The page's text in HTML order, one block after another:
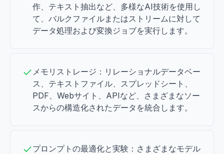
作、テキスト抽出など、多様なAI技術を使用し
て、バルクファイルまたはストリームに対して
データ処理および変換ジョブを実行します。
メモリストレージ：リレーショナルデータベー
ス、テキストファイル、スプレッドシート、
PDF、Webサイト、APIなど、さまざまなソー
スからの構造化されたデータを統合します。
プロンプトの最適化と実験：さまざまなモデル